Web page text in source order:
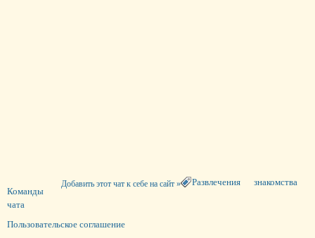
Развлечения знакомства
Добавить этот чат к себе на сайт »
Команды
чата
Пользовательское соглашение